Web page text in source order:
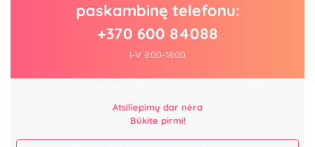
paskambinę telefonu:
+370 600 84088
I-V 8:00-18:00
Atsiliepimų dar nėra
Būkite pirmi!